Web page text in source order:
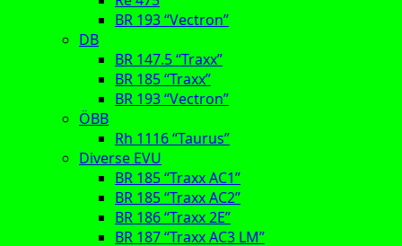
BR 193 “Vectron”
DB
BR 147.5 “Traxx”
BR 185 “Traxx”
BR 193 “Vectron”
ÖBB
Rh 1116 “Taurus”
Diverse EVU
BR 185 “Traxx AC1”
BR 185 “Traxx AC2”
BR 186 “Traxx 2E”
BR 187 “Traxx AC3 LM”